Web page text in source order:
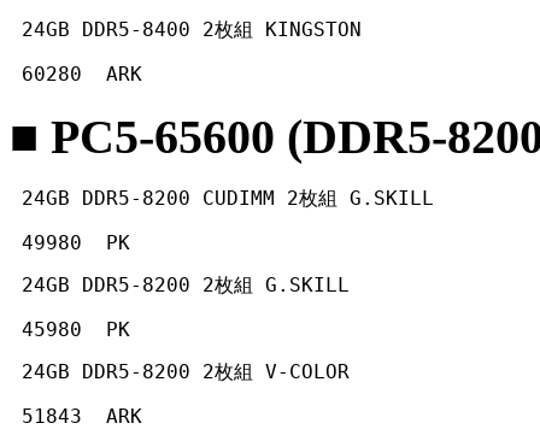
24GB DDR5-8400 2枚組 KINGSTON
60280  ARK
■ PC5-65600 (DDR5-
24GB DDR5-8200 CUDIMM 2枚組 G.SKILL
49980  PK
24GB DDR5-8200 2枚組 G.SKILL
45980  PK
24GB DDR5-8200 2枚組 V-COLOR
51843  ARK